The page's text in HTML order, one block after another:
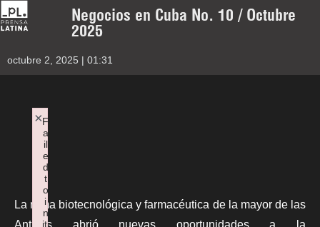
Negocios en Cuba No. 10 / Octubre
2025
octubre 2, 2025 | 01:31
La rama biotecnológica y farmacéutica de la mayor de las
Antillas abrió nuevas oportunidades a la
F
a
il
e
d
t
o
i
n
iti
×